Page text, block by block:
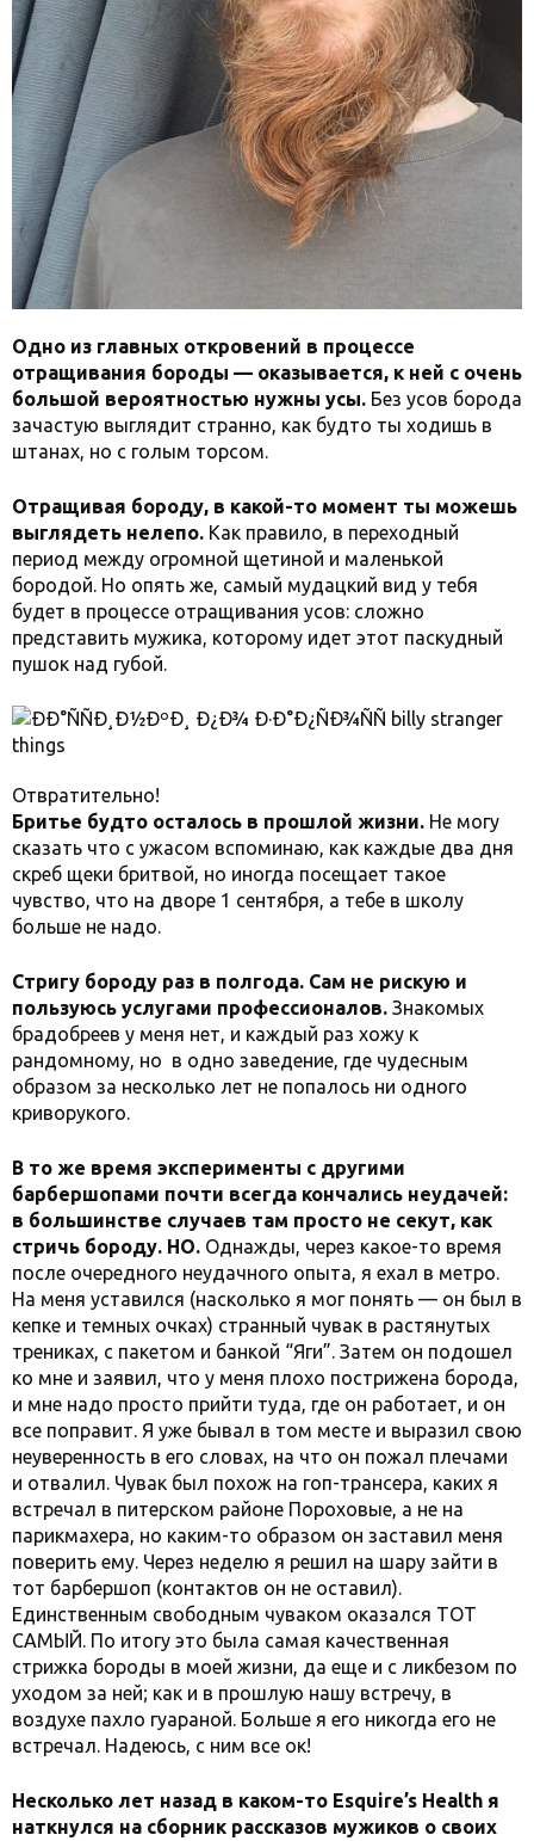
Одно из главных откровений в процессе
отращивания бороды — оказывается, к ней с очень
большой вероятностью нужны усы. Без усов борода
зачастую выглядит странно, как будто ты ходишь в
штанах, но с голым торсом.
Отращивая бороду, в какой-то момент ты можешь
выглядеть нелепо. Как правило, в переходный
период между огромной щетиной и маленькой
бородой. Но опять же, самый мудацкий вид у тебя
будет в процессе отращивания усов: сложно
представить мужика, которому идет этот паскудный
пушок над губой.
Отвратительно!
Бритье будто осталось в прошлой жизни. Не могу
сказать что с ужасом вспоминаю, как каждые два дня
скреб щеки бритвой, но иногда посещает такое
чувство, что на дворе 1 сентября, а тебе в школу
больше не надо.
Стригу бороду раз в полгода. Сам не рискую и
пользуюсь услугами профессионалов. Знакомых
брадобреев у меня нет, и каждый раз хожу к
рандомному, но в одно заведение, где чудесным
образом за несколько лет не попалось ни одного
криворукого.
В то же время эксперименты с другими
барбершопами почти всегда кончались неудачей:
в большинстве случаев там просто не секут, как
стричь бороду. НО. Однажды, через какое-то время
после очередного неудачного опыта, я ехал в метро.
На меня уставился (насколько я мог понять — он был в
кепке и темных очках) странный чувак в растянутых
трениках, с пакетом и банкой “Яги”. Затем он подошел
ко мне и заявил, что у меня плохо пострижена борода,
и мне надо просто прийти туда, где он работает, и он
все поправит. Я уже бывал в том месте и выразил свою
неуверенность в его словах, на что он пожал плечами
и отвалил. Чувак был похож на гоп-трансера, каких я
встречал в питерском районе Пороховые, а не на
парикмахера, но каким-то образом он заставил меня
поверить ему. Через неделю я решил на шару зайти в
тот барбершоп (контактов он не оставил).
Единственным свободным чуваком оказался ТОТ
САМЫЙ. По итогу это была самая качественная
стрижка бороды в моей жизни, да еще и с ликбезом по
уходом за ней; как и в прошлую нашу встречу, в
воздухе пахло гуараной. Больше я его никогда его не
встречал. Надеюсь, с ним все ок!
Несколько лет назад в каком-то Esquire’s Health я
наткнулся на сборник рассказов мужиков о своих